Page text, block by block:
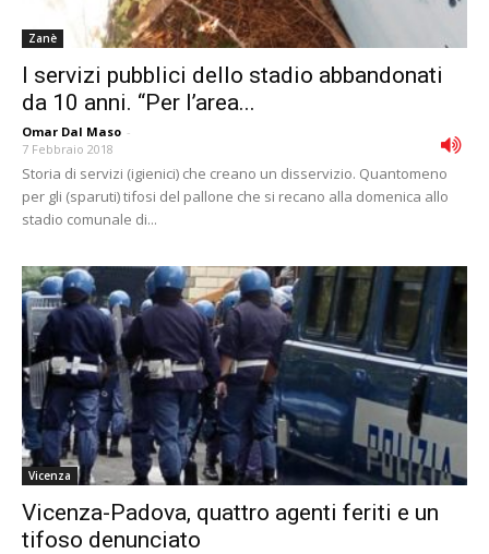
Zanè
I servizi pubblici dello stadio abbandonati
da 10 anni. “Per l’area...
Omar Dal Maso -
7 Febbraio 2018
Storia di servizi (igienici) che creano un disservizio. Quantomeno
per gli (sparuti) tifosi del pallone che si recano alla domenica allo
stadio comunale di...
Vicenza
Vicenza-Padova, quattro agenti feriti e un
tifoso denunciato